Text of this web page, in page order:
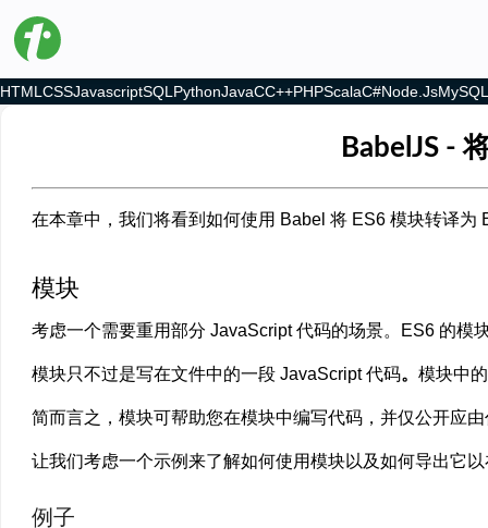
HTML CSSJavascriptSQL PythonJavaCC++PHPScalaC#Node.jsMySQL
BabelJS -
在本章中，我们将看到如何使用 Babel 将 ES6 模块转译为
模块
考虑一个需要重用部分 JavaScript 代码的场景。ES6 的模
模块只不过是写在文件中的一段 JavaScript 代码。 模块中
简而言之，模块可帮助您在模块中编写代码，并仅公开应
让我们考虑一个示例来了解如何使用模块以及如何导出它
例子